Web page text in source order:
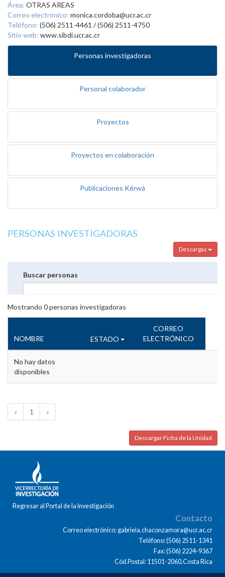
Área: OTRAS AREAS
Correo electrónico: monica.cordoba@ucr.ac.cr
Teléfono: (506) 2511-4461 / (506) 2511-4750
Sitio web: www.sibdi.ucr.ac.cr
Personas investigadoras
Personal colaborador
Proyectos
Proyectos en colaboración
Publicaciones Kérwá
PERSONAS INVESTIGADORAS
Descargas
Buscar personas
Mostrando 0personas investigadoras
NOMBRE ESTADO
CORREO
ELECTRÓNICO
No hay datos
disponibles
« 1 »
Descargar Ficha de la Unidad
Regresar al Portal de la Investigación
Contacto
Correo electrónico: gabriela.chaconzamora@ucr.ac.cr
Teléfono: (506) 2511-1341
Fax: (506) 2224-9367
Cód.Postal: 11501-2060,Costa Rica